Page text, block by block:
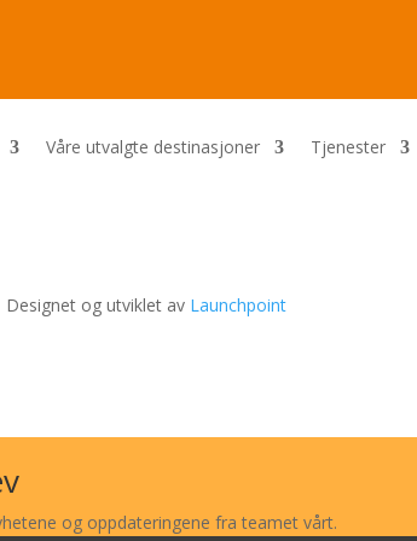
Våre utvalgte destinasjoner Tjenester
og utviklet av Launchpoint
og oppdateringene fra teamet vårt.